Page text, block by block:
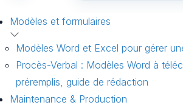
Modèles et formulaires
Modèles Word et Excel pour gérer
Procès-Verbal : Modèles Word à
préremplis, guide de rédaction
Maintenance & Production